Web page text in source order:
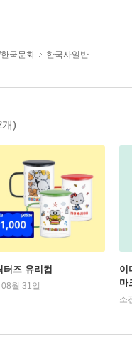
국문화 한국사일반
개)
즈 유리컵
월 31일
이
마
소